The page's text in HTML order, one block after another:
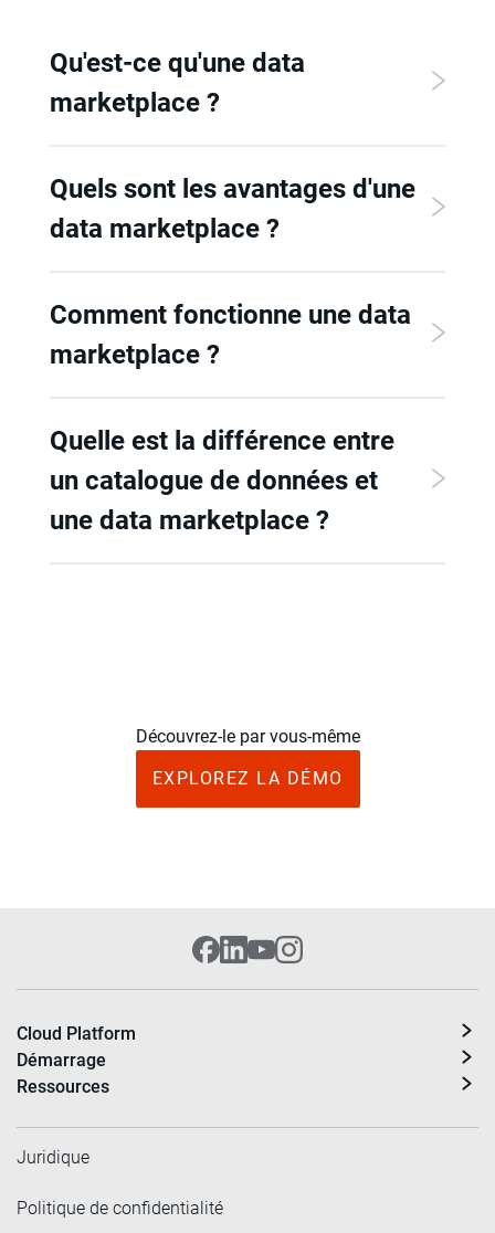
Qu'est-ce qu'une data
marketplace ?
Quels sont les avantages d'une
data marketplace ?
Comment fonctionne une data
marketplace ?
Quelle est la différence entre
un catalogue de données et
une data marketplace ?
Découvrez-le par vous-même
EXPLOREZ LA DÉMO
Cloud Platform
Démarrage
Ressources
Juridique
Politique de confidentialité